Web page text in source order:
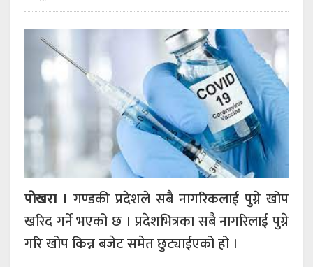
पोखरा । गण्डकी प्रदेशले सबै नागरिकलाई पुग्ने खोप
खरिद गर्ने भएको छ । प्रदेशभित्रका सबै नागरिलाई पुग्ने
गरि खोप किन्न बजेट समेत छुट्याईएको हो ।